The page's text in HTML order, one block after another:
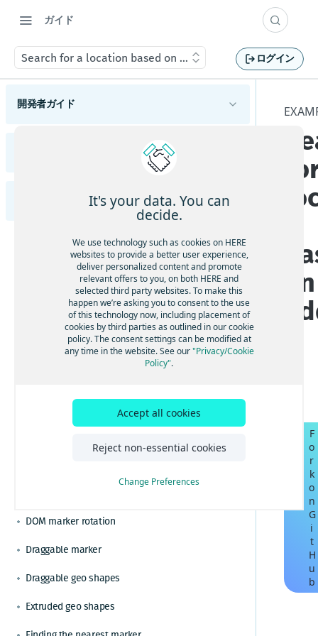
ガイド
Search for a location based on an address ログイン
開発者ガイド
サポートされているブラウザーとプラットフォ
HERE Maps API for JavaScriptの各バージョンを
HERE Maps API for Javascriptの使用を開始する
マップオブジェクトを管理する
マーカーを追加する
ジオシェイプを使用する
カスタムオーバーレイを表示する
マップイベントを処理する
地図をカスタマイズする
カスタムの地政学的見解を適用する
ルートと経路を計算する
視覚化のためのクラスターデータ
地域固有の地図を設定する
マップコントロールとUIでマップをカスタマイ
ルでマップをカスタマイズする
日本のデータを含む地図を表示する
KMLで地図コンテンツを強化する
HERE Indoor Mapを統合する
ジオコーディングと住所の検索を解決する
フレームワークと統合する
Angularを使用してHERE Mapsを構築する
Reactを使用してHERE Mapsを構築する
Vue.jsを使用してHERE Mapsを構築する
HERE Maps API for Javascriptをバンドルしてパ
フォーマンスを最適化する
びRollupをバンドルする
ベストプラクティスと高度なヒント
効率的なマップレンダリングのためのベストプ
GoogleからHERE Maps API for JavaScriptジオコ
ーディングに切り替える
検索に切り替える
機能と動作の変更
既知の問題
解決済みの問題
制限と回避策
Adding an Overlay to the Map
Animated markers
Calculate a location from a mouse click
Changing from the metric system
Circle on a map
Display an indoor map
DOM marker rotation
Draggable marker
Draggable geo shapes
Extruded geo shapes
F
o
r
k
o
n
G
i
t
H
u
b
It's your data. You can
decide.
We use technology such as cookies on HERE
websites to provide a better user experience,
deliver personalized content and promote
relevant offers to you, on both HERE and
selected third party websites. To make this
happen we’re asking you to consent to the use
of this technology now, including placement of
cookies by third parties as outlined in our cookie
policy. The consent settings can be modified at
any time in the website. See our"Privacy/Cookie
Policy".
Accept all cookies
Reject non-essential cookies
Change Preferences